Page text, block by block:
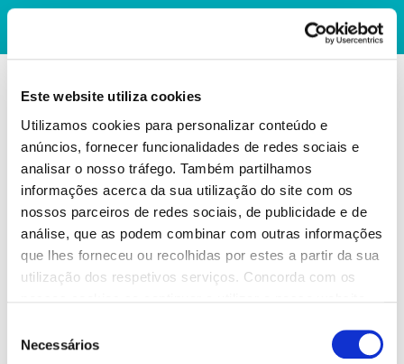
Este website utiliza cookies
Utilizamos cookies para personalizar conteúdo e
anúncios, fornecer funcionalidades de redes sociais e
analisar o nosso tráfego. Também partilhamos
informações acerca da sua utilização do site com os
nossos parceiros de redes sociais, de publicidade e de
análise, que as podem combinar com outras informações
que lhes forneceu ou recolhidas por estes a partir da sua
utilização dos respetivos serviços. Concorda com os
Necessários